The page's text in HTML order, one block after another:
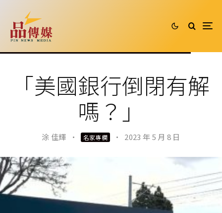
「美國銀行倒閉有解
嗎？」
涂 佳輝 · 名家專欄 · 2023 年 5 月 8 日